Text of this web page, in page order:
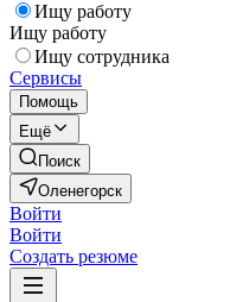
Ищу работу
Ищу работу
Ищу сотрудника
Сервисы
Помощь
Ещё
Поиск
Оленегорск
Войти
Войти
Создать резюме